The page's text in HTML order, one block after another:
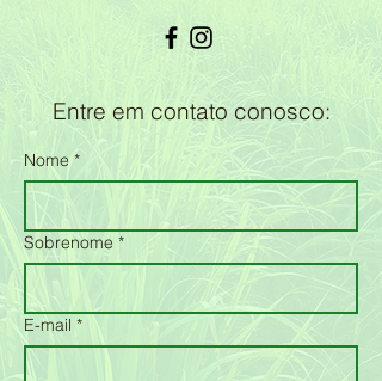
Entre em contato conosco:
Nome *
Sobrenome *
E-mail *